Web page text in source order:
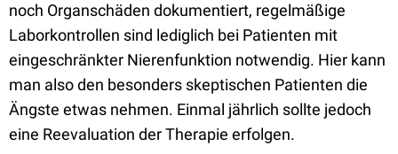
noch Organschäden dokumentiert, regelmäßige
Laborkontrollen sind lediglich bei Patienten mit
eingeschränkter Nierenfunktion notwendig. Hier kann
man also den besonders skeptischen Patienten die
Ängste etwas nehmen. Einmal jährlich sollte jedoch
eine Reevaluation der Therapie erfolgen.